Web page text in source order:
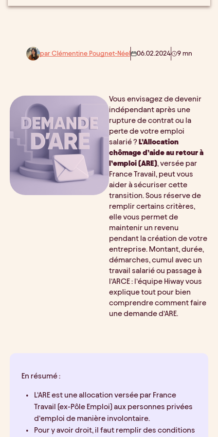
par Clémentine Pougnet-Néel 06.02.2024 9 mn
Vous envisagez de devenir
indépendant après une
rupture de contrat ou la
perte de votre emploi
salarié ? L’Allocation
chômage d’aide au retour à
l’emploi (ARE), versée par
France Travail, peut vous
aider à sécuriser cette
transition. Sous réserve de
remplir certains critères,
elle vous permet de
maintenir un revenu
pendant la création de votre
entreprise. Montant, durée,
démarches, cumul avec un
travail salarié ou passage à
l’ARCE : l’équipe Hiway vous
explique tout pour bien
comprendre comment faire
une demande d’ARE.
En résumé :
L’ARE est une allocation versée par France
Travail (ex-Pôle Emploi) aux personnes privées
d’emploi de manière involontaire.
Pour y avoir droit, il faut remplir des conditions